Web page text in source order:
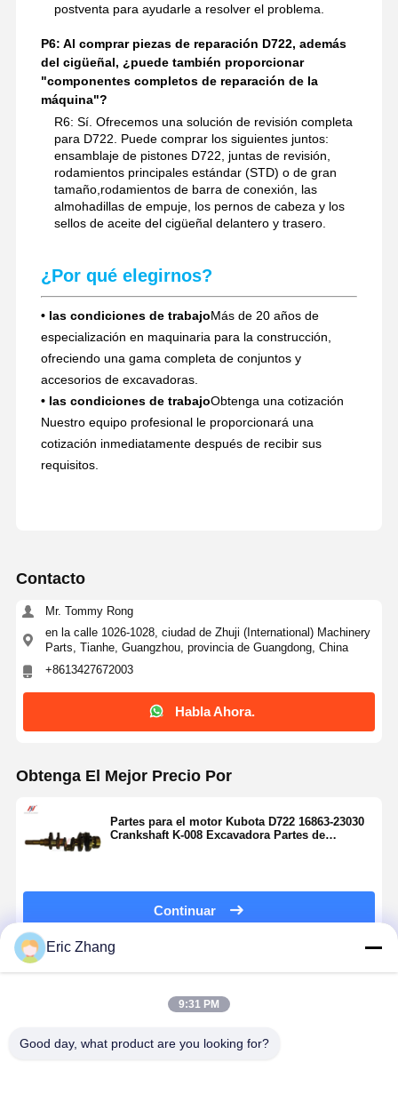
postventa para ayudarle a resolver el problema.
P6: Al comprar piezas de reparación D722, además
del cigüeñal, ¿puede también proporcionar
"componentes completos de reparación de la
máquina"?
R6: Sí. Ofrecemos una solución de revisión completa
para D722. Puede comprar los siguientes juntos:
ensamblaje de pistones D722, juntas de revisión,
rodamientos principales estándar (STD) o de gran
tamaño,rodamientos de barra de conexión, las
almohadillas de empuje, los pernos de cabeza y los
sellos de aceite del cigüeñal delantero y trasero.
¿Por qué elegirnos?
• las condiciones de trabajoMás de 20 años de
especialización en maquinaria para la construcción,
ofreciendo una gama completa de conjuntos y
accesorios de excavadoras.
• las condiciones de trabajoObtenga una cotización
Nuestro equipo profesional le proporcionará una
cotización inmediatamente después de recibir sus
requisitos.
Contacto
Mr. Tommy Rong
en la calle 1026-1028, ciudad de Zhuji (International) Machinery
Parts, Tianhe, Guangzhou, provincia de Guangdong, China
+8613427672003
Habla Ahora.
Obtenga El Mejor Precio Por
Partes para el motor Kubota D722 16863-23030
Crankshaft K-008 Excavadora Partes de
Continuar
Productos Recomendados
Eric Zhang
9:31 PM
Good day, what product are you looking for?